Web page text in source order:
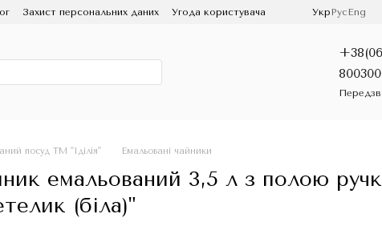
Захист персональних даних
Угода користувача
Укр Рус Eng
посуд ТМ "Іділія" Емальовані чайники
емальований 3,5 л з полою
(біла)"